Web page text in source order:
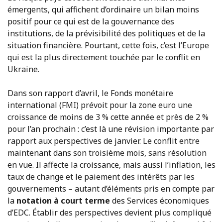
émergents, qui affichent d’ordinaire un bilan moins
positif pour ce qui est de la gouvernance des
institutions, de la prévisibilité des politiques et de la
situation financière. Pourtant, cette fois, c’est l’Europe
qui est la plus directement touchée par le conflit en
Ukraine.
Dans son rapport d’avril, le Fonds monétaire
international (FMI) prévoit pour la zone euro une
croissance de moins de 3 % cette année et près de 2 %
pour l’an prochain : c’est là une révision importante par
rapport aux perspectives de janvier. Le conflit entre
maintenant dans son troisième mois, sans résolution
en vue. Il affecte la croissance, mais aussi l’inflation, les
taux de change et le paiement des intérêts par les
gouvernements – autant d’éléments pris en compte par
la notation à court terme des Services économiques
d’EDC. Établir des perspectives devient plus compliqué